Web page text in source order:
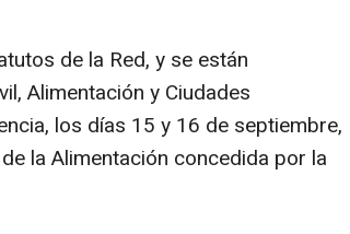
de la Red, y se están
Alimentación y Ciudades
los días 15 y 16 de septiembre,
la Alimentación concedida por la